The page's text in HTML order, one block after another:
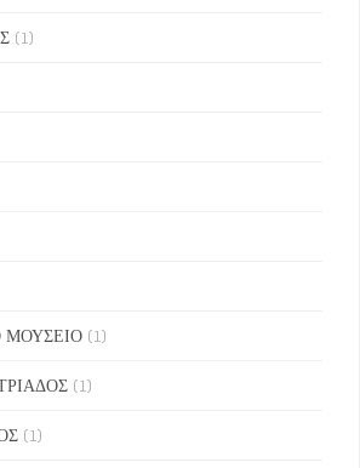
(1)
ΜΟΥΣΕΙΟ (1)
(1)
(1)